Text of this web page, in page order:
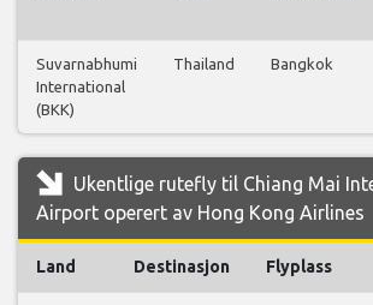
Suvarnabhumi
International
(BKK)
Thailand Bangkok
Ukentlige rutefly til Chiang Mai
Airport operert av Hong Kong Airlines
Land Destinasjon Flyplass